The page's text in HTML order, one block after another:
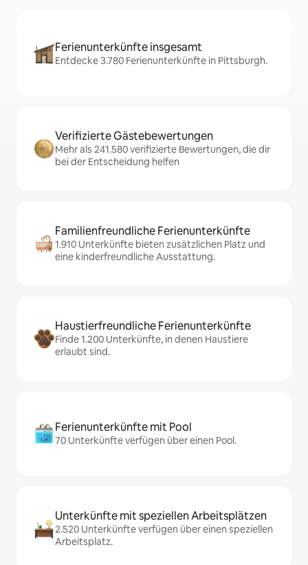
Ferienunterkünfte insgesamt
Entdecke 3.780 Ferienunterkünfte in Pittsburgh.
Verifizierte Gästebewertungen
Mehr als 241.580 verifizierte Bewertungen, die dir
bei der Entscheidung helfen
Familienfreundliche Ferienunterkünfte
1.910 Unterkünfte bieten zusätzlichen Platz und
eine kinderfreundliche Ausstattung.
Haustierfreundliche Ferienunterkünfte
Finde 1.200 Unterkünfte, in denen Haustiere
erlaubt sind.
Ferienunterkünfte mit Pool
70 Unterkünfte verfügen über einen Pool.
Unterkünfte mit speziellen Arbeitsplätzen
2.520 Unterkünfte verfügen über einen speziellen
Arbeitsplatz.